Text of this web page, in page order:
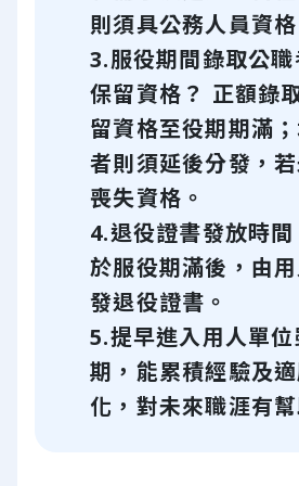
則須具公務人員資格
3.服役期間錄取公
保留資格？ 正額錄
留資格至役期期滿
者則須延後分發，
喪失資格。
4.退役證書發放時間
於服役期滿後，由
發退役證書。
5.提早進入用人單
期，能累積經驗及
化，對未來職涯有幫